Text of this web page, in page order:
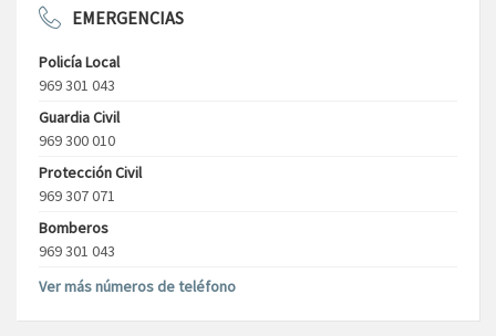
EMERGENCIAS
Policía Local
969 301 043
Guardia Civil
969 300 010
Protección Civil
969 307 071
Bomberos
969 301 043
Ver más números de teléfono